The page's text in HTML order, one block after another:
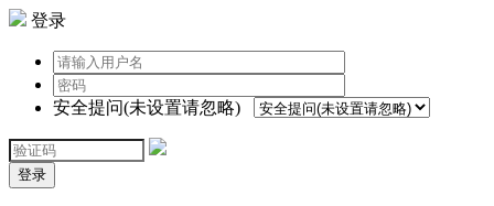
登录
安全提问(未设置请忽略)
登录